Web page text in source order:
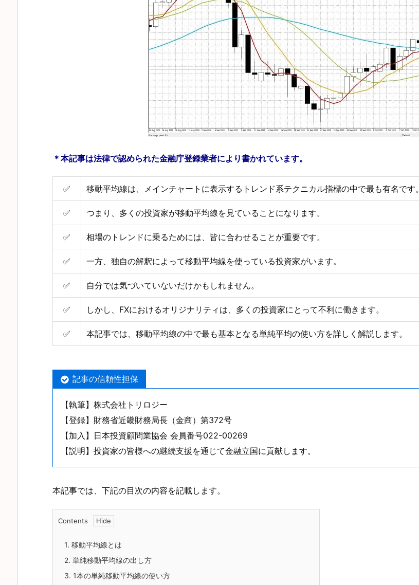
＊本記事は法律で認められた金融庁登録業者により書かれています。
✅ 移動平均線は、メインチャートに表示するトレンド系テクニカル指標の中で最も有名です。
✅ つまり、多くの投資家が移動平均線を見ていることになります。
✅ 相場のトレンドに乗るためには、皆に合わせることが重要です。
✅ 一方、独自の解釈によって移動平均線を使っている投資家がいます。
✅ 自分では気づいていないだけかもしれません。
✅ しかし、FXにおけるオリジナリティは、多くの投資家にとって不利に働きます。
✅ 本記事では、移動平均線の中で最も基本となる単純平均の使い方を詳しく解説します。
記事の信頼性担保
【執筆】株式会社トリロジー
【登録】財務省近畿財務局長（金商）第372号
【加入】日本投資顧問業協会 会員番号022-00269
【説明】投資家の皆様への継続支援を通じて金融立国に貢献します。
本記事では、下記の目次の内容を記載します。
Contents
1. 移動平均線とは
2. 単純移動平均線の出し方
3. 1本の単純移動平均線の使い方